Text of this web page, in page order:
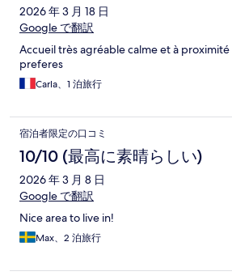
2026 年 3 月 18 日
Google で翻訳
Accueil très agréable calme et à
preferes
Carla、1 泊旅行
宿泊者限定の口コミ
10/10 (最高に素晴らしい)
2026 年 3 月 8 日
Google で翻訳
Nice area to live in!
Max、2 泊旅行